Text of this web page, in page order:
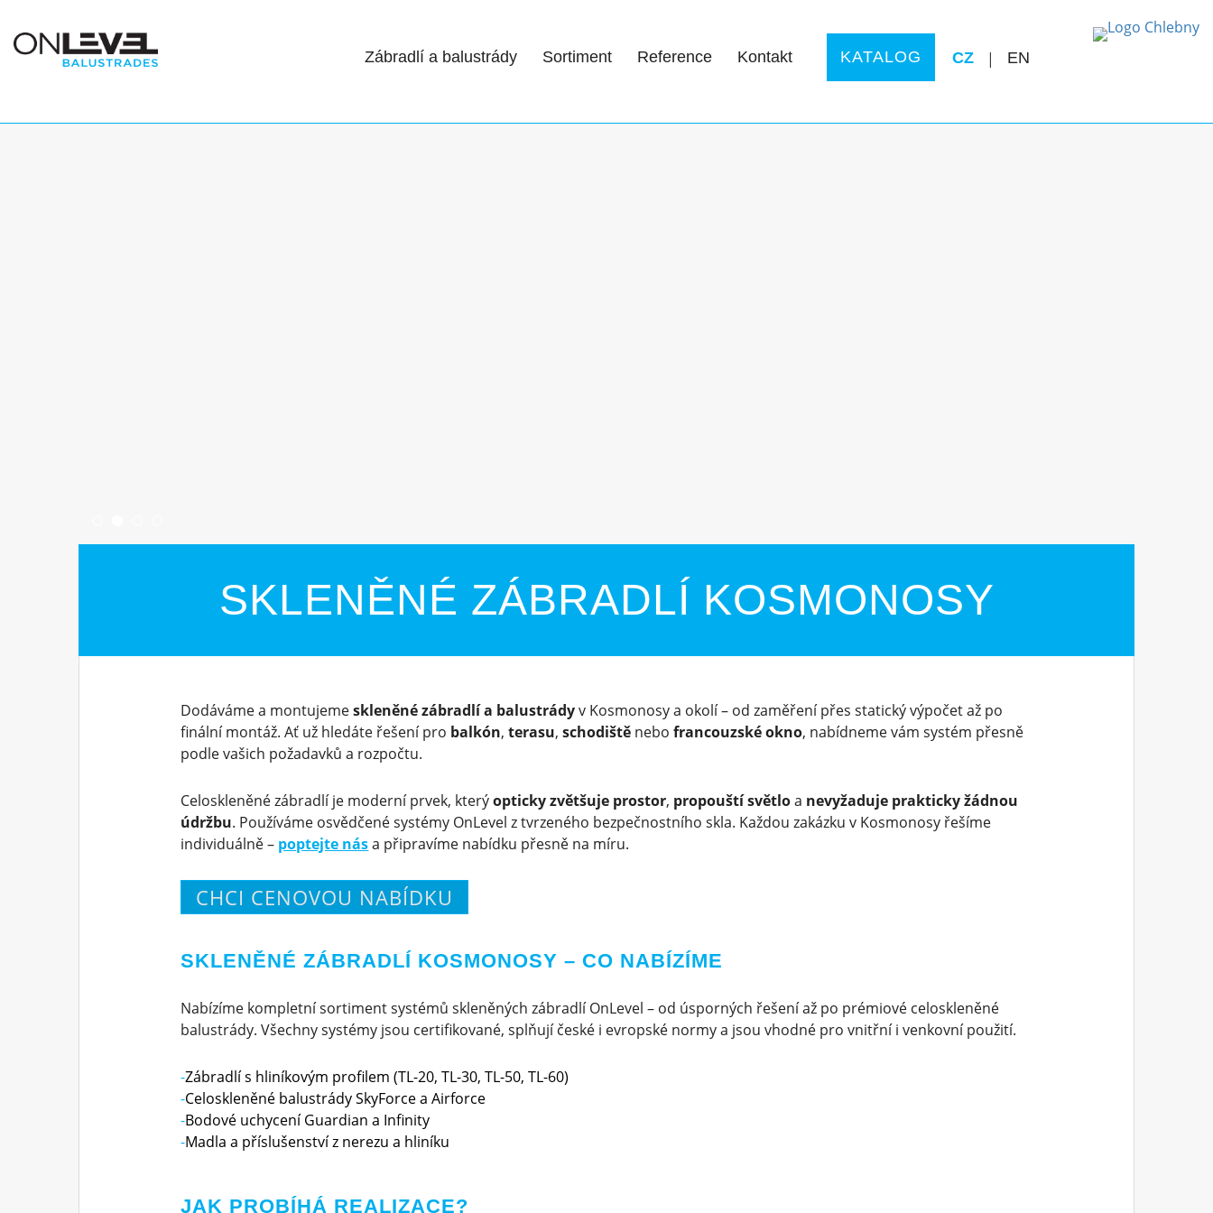
Zábradlí a balustrády Sortiment Reference Kontakt KATALOG CZ | EN
SKLENĚNÉ ZÁBRADLÍ KOSMONOSY
Dodáváme a montujemeskleněné zábradlí a balustrádyv Kosmonosy a okolí – od zaměření přes statický výpočet až po
finální montáž. Ať už hledáte řešení pro balkón,terasu,schodiště nebofrancouzské okno, nabídneme vám systém přesně
podle vašich požadavků a rozpočtu.
Celoskleněné zábradlí je moderní prvek, kterýopticky zvětšuje prostor, propouští světloa nevyžaduje prakticky žádnou
údržbu. Používáme osvědčené systémy OnLevel z tvrzeného bezpečnostního skla. Každou zakázku v Kosmonosy řešíme
individuálně – poptejte nása připravíme nabídku přesně na míru.
CHCI CENOVOU NABÍDKU
SKLENĚNÉ ZÁBRADLÍ KOSMONOSY – CO NABÍZÍME
Nabízíme kompletní sortiment systémů skleněných zábradlí OnLevel – od úsporných řešení až po prémiové celoskleněné
balustrády. Všechny systémy jsou certifikované, splňují české i evropské normy a jsou vhodné pro vnitřní i venkovní použití.
Zábradlí s hliníkovým profilem (TL-20, TL-30, TL-50, TL-60)
Celoskleněné balustrády SkyForce a Airforce
Bodové uchycení Guardian a Infinity
Madla a příslušenství z nerezu a hliníku
JAK PROBÍHÁ REALIZACE?